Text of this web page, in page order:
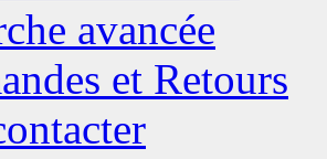
avancée
et Retours